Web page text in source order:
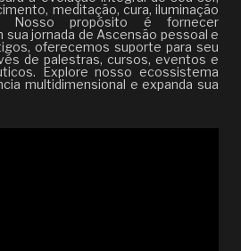
meditação, cura, iluminação
Nosso propósito é fornecer
jornada de Ascensão pessoal e
oferecemos suporte para seu
de palestras, cursos, eventos e
Explore nosso ecossistema
multidimensional e expanda sua